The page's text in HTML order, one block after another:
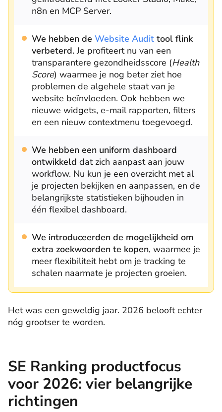
n8n en MCP Server.
We hebben de Website Audit tool flink
verbeterd.Je profiteert nu van een
transparantere gezondheidsscore (Health
Score) waarmee je nog beter ziet hoe
problemen de algehele staat van je
website beïnvloeden. Ook hebben we
nieuwe widgets, e-mail rapporten, filters
en een nieuw contextmenu toegevoegd.
We hebben een uniform dashboard
ontwikkeld dat zich aanpast aan jouw
workflow. Nu kun je een overzicht met al
je projecten bekijken en aanpassen, en de
belangrijkste statistieken bijhouden in
één flexibel dashboard.
We introduceerden de mogelijkheid om
extra zoekwoorden te kopen, waarmee je
meer flexibiliteit hebt om je tracking te
schalen naarmate je projecten groeien.
Het was een geweldig jaar. 2026 belooft echter
nóg grootser te worden.
SE Ranking productfocus
voor 2026: vier belangrijke
richtingen